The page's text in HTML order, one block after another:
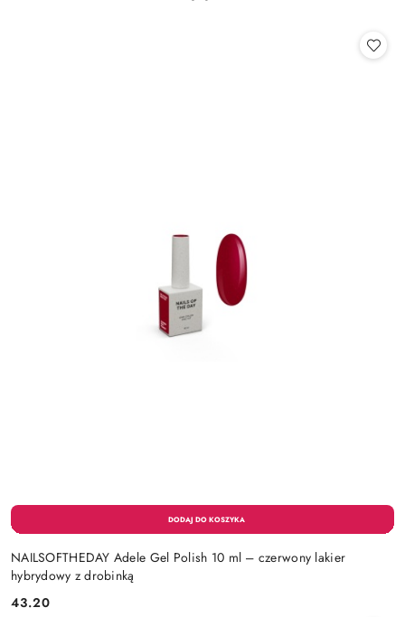
NAILSOFTHEDAY Adele Gel Polish 10 ml – czerwony lakier
hybrydowy z drobinką
Cena:
43.20